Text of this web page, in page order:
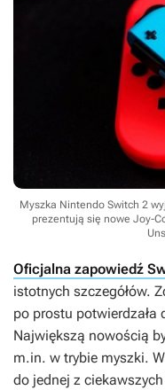
Myszka Nintendo Switch 2
prezentują się nowe Joy-
Oficjalna zapowiedź
istotnych szczegółów.
po prostu potwierdzała
Największą nowością
m.in. w trybie myszki.
do jednej z